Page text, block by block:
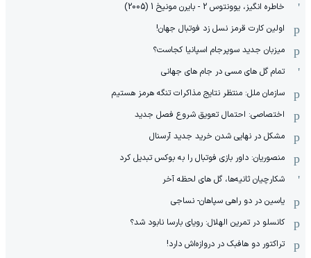
خاطره انگیز، یوونتوس 2 - بایرن مونیخ 1 (2005)
اولین کارت قرمز نسل زد فوتبال جهان!
میزبان جدید سوپرجام اسپانیا کجاست؟
تمام گل های مسی در جام های جهانی
سازمان ملل: منتظر نتایج مذاکرات تنگه هرمز هستیم
اختصاصی: احتمال تعویق شروع فصل جدید
مشکل در نهایی شدن خرید جدید آرسنال
منصوریان: داور بازی فوتبال را به بوکس تبدیل کرد
شکارچیان ثانیه‌ها، گل های لحظه آخر
یاسین در دو راهی سپاهان- نساجی
کانسلو در تمرین الهلال: رویای بارسا نابود شد؟
تراکتور دو هافبک در دروازه‌اش دارد!